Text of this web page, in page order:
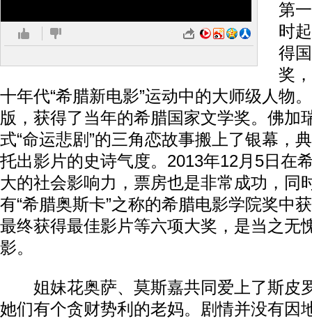
第
时
得
奖
十年代“希腊新电影”运动中的大师级人物
版，获得了当年的希腊国家文学奖。佛加
式“命运悲剧”的三角恋故事搬上了银幕，
托出影片的史诗气度。2013年12月5日在
大的社会影响力，票房也是非常成功，同
有“希腊奥斯卡”之称的希腊电影学院奖中
最终获得最佳影片等六项大奖，是当之无
影。
姐妹花奥萨、莫斯嘉共同爱上了斯皮
她们有个贪财势利的老妈。剧情并没有因